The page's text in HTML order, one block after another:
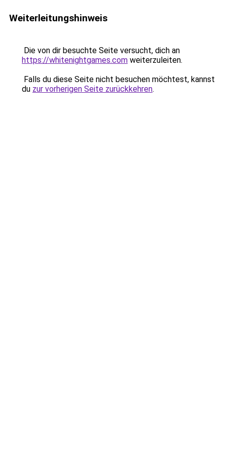
Weiterleitungshinweis
Die von dir besuchte Seite versucht, dich an
https://whitenightgames.com weiterzuleiten.
Falls du diese Seite nicht besuchen möchtest, kannst
du zur vorherigen Seite zurückkehren.